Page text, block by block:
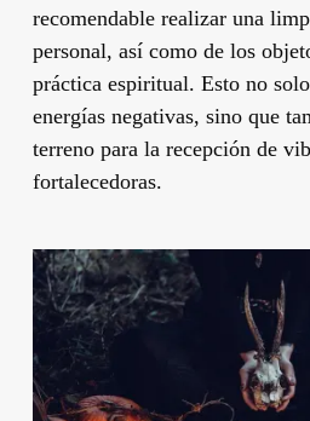
recomendable realizar una
personal, así como de los
práctica espiritual. Esto no
energías negativas, sino que
terreno para la recepción de
fortalecedoras.